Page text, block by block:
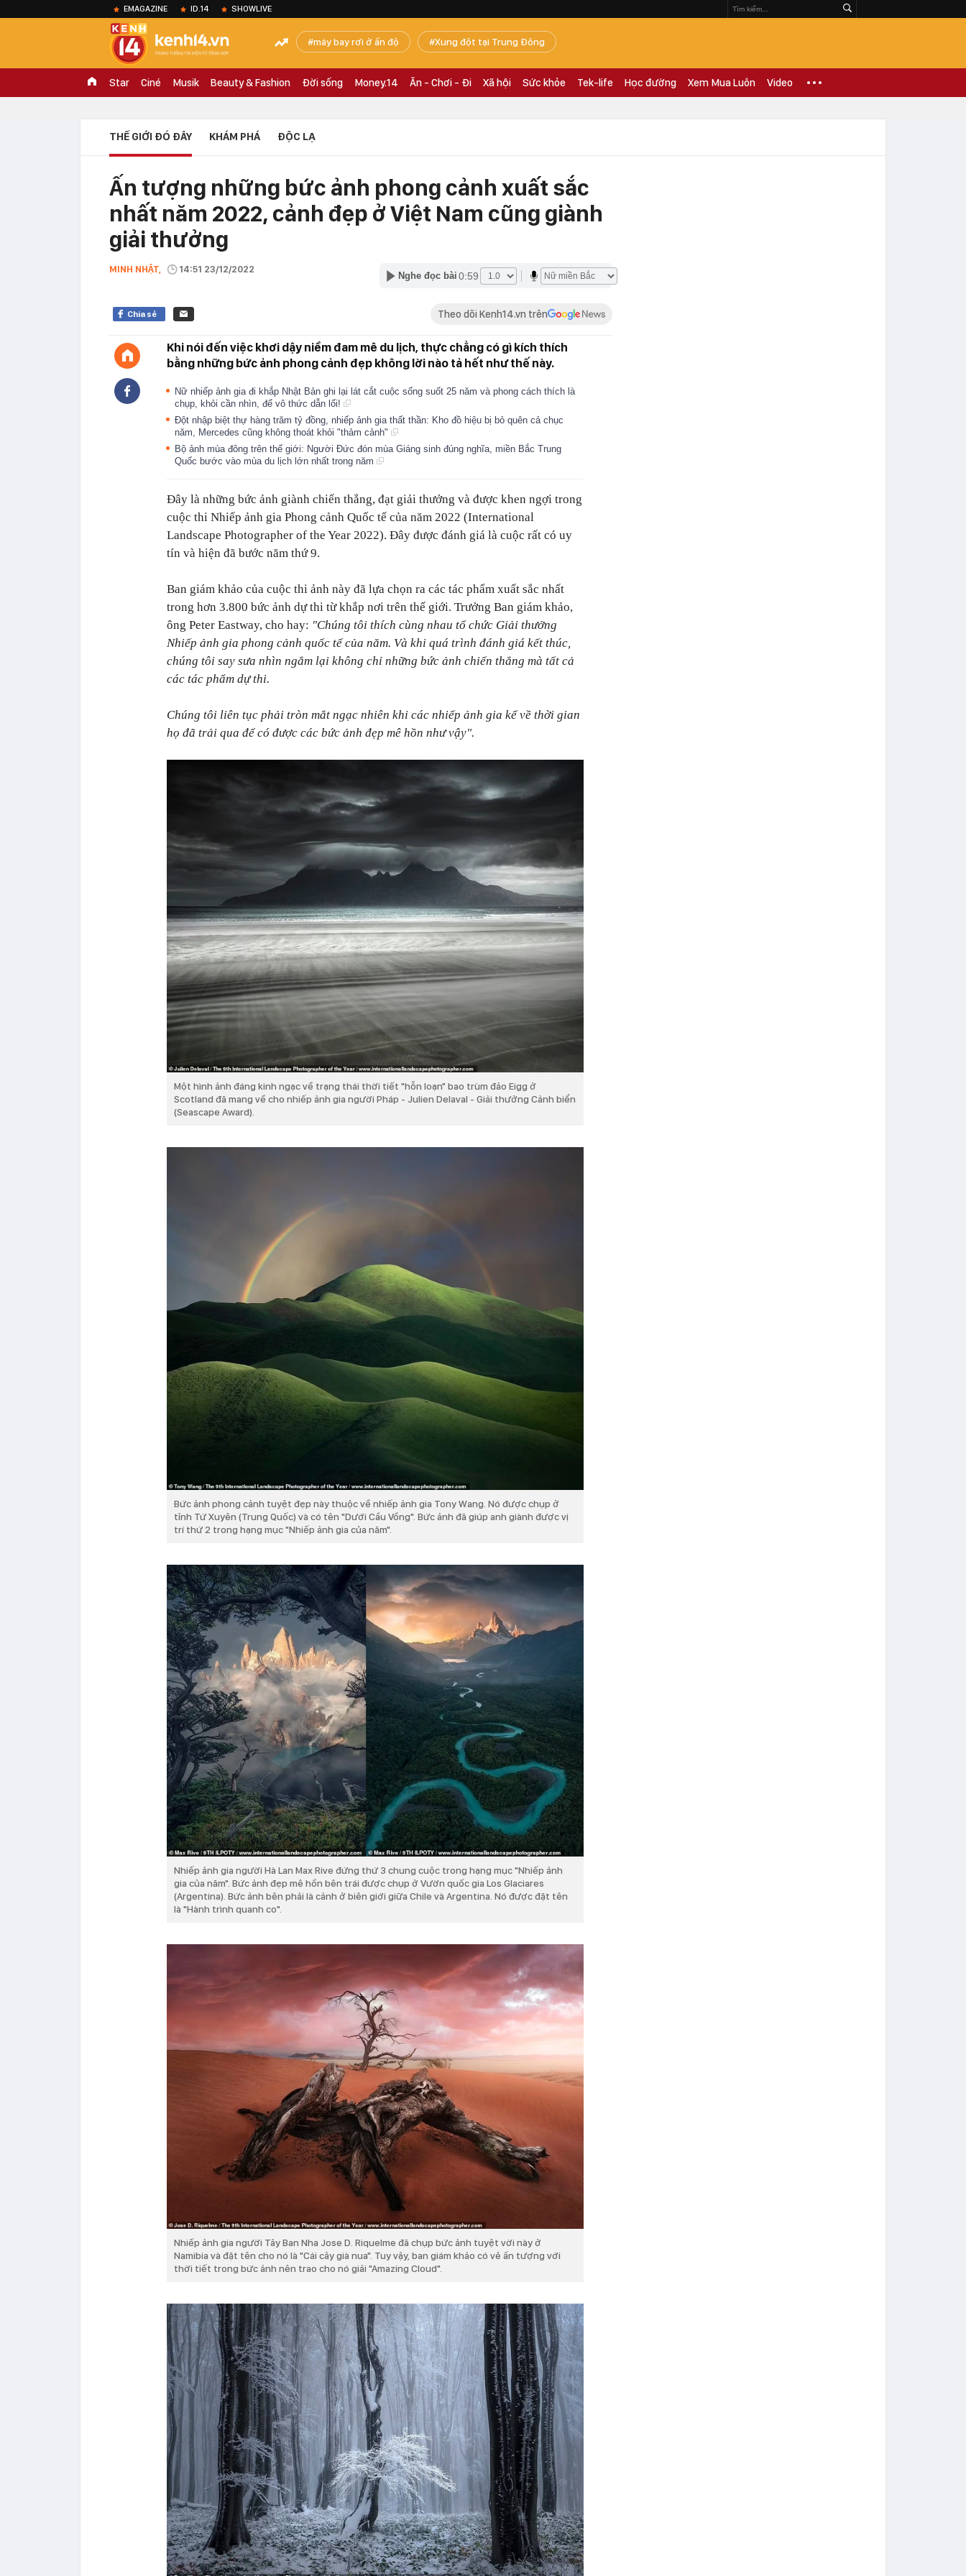
EMAGAZINE ID.14 SHOWLIVE
máy bay rơi ở ấn độ Xung đột tại Trung Đông
Star Ciné Musik Beauty & Fashion Đời sống Money.14 Ăn - Chơi - Đi Xã hội Sức khỏe Tek-life Học đường Xem Mua Luôn Video
THẾ GIỚI ĐÓ ĐÂY KHÁM PHÁ ĐỘC LẠ
Ấn tượng những bức ảnh phong cảnh xuất sắc
nhất năm 2022, cảnh đẹp ở Việt Nam cũng giành
giải thưởng
MINH NHẬT, 14:51 23/12/2022
Nghe đọc bài 0:59
Chia sẻ Theo dõi Kenh14.vn trên
Khi nói đến việc khơi dậy niềm đam mê du lịch, thực chẳng có gì kích thích
bằng những bức ảnh phong cảnh đẹp không lời nào tả hết như thế này.
Nữ nhiếp ảnh gia đi khắp Nhật Bản ghi lại lát cắt cuộc sống suốt 25 năm và phong cách thích là
chụp, khỏi cần nhìn, để vô thức dẫn lối!
Đột nhập biệt thự hàng trăm tỷ đồng, nhiếp ảnh gia thất thần: Kho đồ hiệu bị bỏ quên cả chục
năm, Mercedes cũng không thoát khỏi "thảm cảnh"
Bộ ảnh mùa đông trên thế giới: Người Đức đón mùa Giáng sinh đúng nghĩa, miền Bắc Trung
Quốc bước vào mùa du lịch lớn nhất trong năm
Đây là những bức ảnh giành chiến thắng, đạt giải thưởng và được khen ngợi trong
cuộc thi Nhiếp ảnh gia Phong cảnh Quốc tế của năm 2022 (International
Landscape Photographer of the Year 2022). Đây được đánh giá là cuộc rất có uy
tín và hiện đã bước năm thứ 9.
Ban giám khảo của cuộc thi ảnh này đã lựa chọn ra các tác phẩm xuất sắc nhất
trong hơn 3.800 bức ảnh dự thi từ khắp nơi trên thế giới. Trưởng Ban giám khảo,
ông Peter Eastway, cho hay: "Chúng tôi thích cùng nhau tổ chức Giải thưởng
Nhiếp ảnh gia phong cảnh quốc tế của năm. Và khi quá trình đánh giá kết thúc,
chúng tôi say sưa nhìn ngắm lại không chỉ những bức ảnh chiến thắng mà tất cả
các tác phẩm dự thi.
Chúng tôi liên tục phải tròn mắt ngạc nhiên khi các nhiếp ảnh gia kể về thời gian
họ đã trải qua để có được các bức ảnh đẹp mê hồn như vậy".
Một hình ảnh đáng kinh ngạc về trạng thái thời tiết "hỗn loạn" bao trùm đảo Eigg ở
Scotland đã mang về cho nhiếp ảnh gia người Pháp - Julien Delaval - Giải thưởng Cảnh biển
(Seascape Award).
Bức ảnh phong cảnh tuyệt đẹp này thuộc về nhiếp ảnh gia Tony Wang. Nó được chụp ở
tỉnh Tứ Xuyên (Trung Quốc) và có tên "Dưới Cầu Vồng". Bức ảnh đã giúp anh giành được vị
trí thứ 2 trong hạng mục "Nhiếp ảnh gia của năm".
Nhiếp ảnh gia người Hà Lan Max Rive đứng thứ 3 chung cuộc trong hạng mục "Nhiếp ảnh
gia của năm". Bức ảnh đẹp mê hồn bên trái được chụp ở Vườn quốc gia Los Glaciares
(Argentina). Bức ảnh bên phải là cảnh ở biên giới giữa Chile và Argentina. Nó được đặt tên
là "Hành trình quanh co".
Nhiếp ảnh gia người Tây Ban Nha Jose D. Riquelme đã chụp bức ảnh tuyệt vời này ở
Namibia và đặt tên cho nó là "Cái cây già nua". Tuy vậy, ban giám khảo có vẻ ấn tượng với
thời tiết trong bức ảnh nên trao cho nó giải "Amazing Cloud".